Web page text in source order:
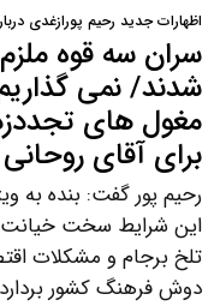
اظهارات جدید رحیم پورازغدی
سران سه قوه
شدند/ نمی
مغول های
برای آقای
رحیم پور گفت: بنده به
این شرایط سخت خیانت
تلخ برجام و مشکلات
دوش فرهنگ کشور